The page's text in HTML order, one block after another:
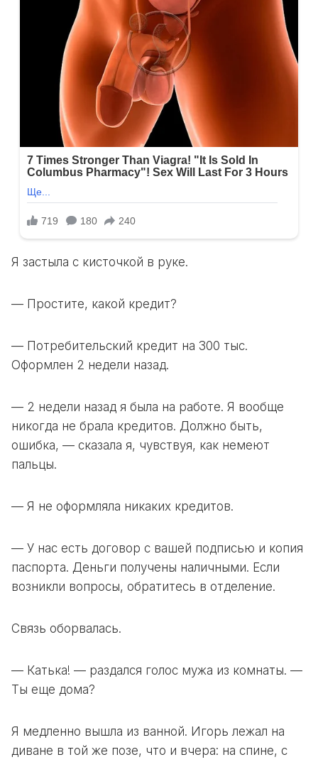
Я застыла с кисточкой в руке.
— Простите, какой кредит?
— Потребительский кредит на 300 тыс.
Оформлен 2 недели назад.
— 2 недели назад я была на работе. Я вообще
никогда не брала кредитов. Должно быть,
ошибка, — сказала я, чувствуя, как немеют
пальцы.
— Я не оформляла никаких кредитов.
— У нас есть договор с вашей подписью и копия
паспорта. Деньги получены наличными. Если
возникли вопросы, обратитесь в отделение.
Связь оборвалась.
— Катька! — раздался голос мужа из комнаты. —
Ты еще дома?
Я медленно вышла из ванной. Игорь лежал на
диване в той же позе, что и вчера: на спине, с